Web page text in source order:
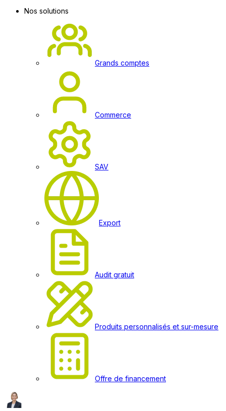
Nos solutions
Grands comptes
Commerce
SAV
Export
Audit gratuit
Produits personnalisés et sur-mesure
Offre de financement